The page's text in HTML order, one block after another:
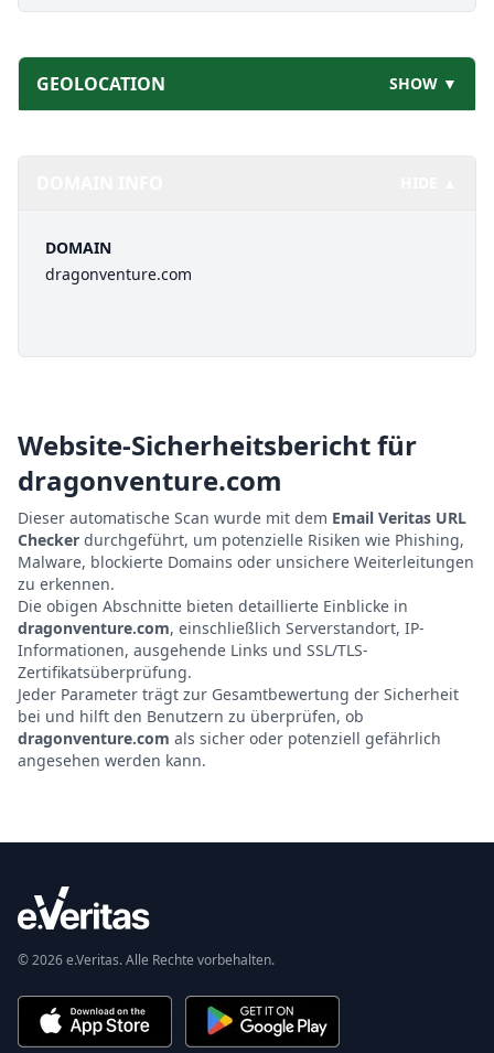
GEOLOCATION SHOW ▼
DOMAIN
dragonventure.com
Website-Sicherheitsbericht für
dragonventure.com
Dieser automatische Scan wurde mit dem Email Veritas URL
Checker durchgeführt, um potenzielle Risiken wie Phishing,
Malware, blockierte Domains oder unsichere Weiterleitungen
zu erkennen.
Die obigen Abschnitte bieten detaillierte Einblicke in
dragonventure.com, einschließlich Serverstandort, IP-
Informationen, ausgehende Links und SSL/TLS-
Zertifikatsüberprüfung.
Jeder Parameter trägt zur Gesamtbewertung der Sicherheit
bei und hilft den Benutzern zu überprüfen, ob
dragonventure.com als sicher oder potenziell gefährlich
angesehen werden kann.
© 2026 e.Veritas. Alle Rechte vorbehalten.